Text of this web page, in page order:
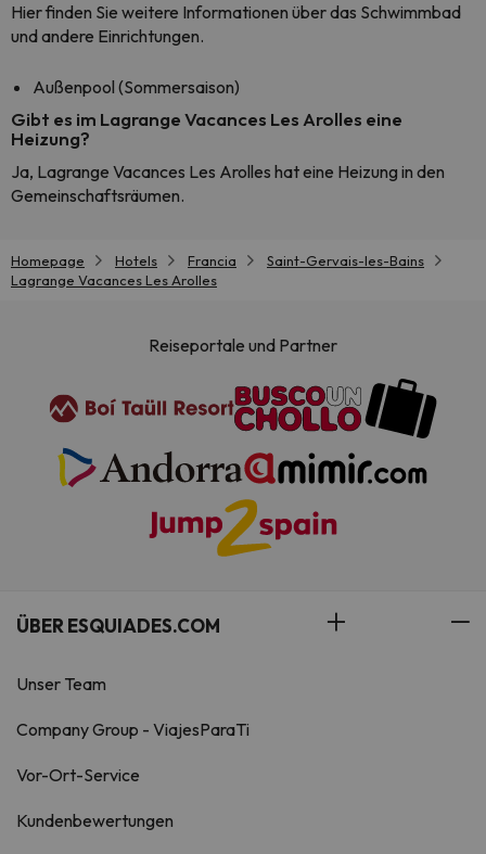
Hier finden Sie weitere Informationen über das Schwimmbad
und andere Einrichtungen.
Außenpool (Sommersaison)
Gibt es im Lagrange Vacances Les Arolles eine
Heizung?
Ja, Lagrange Vacances Les Arolles hat eine Heizung in den
Gemeinschaftsräumen.
Homepage Hotels Francia
Saint-Gervais-les-Bains
Lagrange Vacances Les Arolles
Reiseportale und Partner
ÜBER ESQUIADES.COM
Unser Team
Company Group - ViajesParaTi
Vor-Ort-Service
Kundenbewertungen